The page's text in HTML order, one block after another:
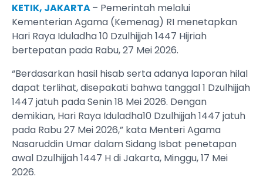
KETIK, JAKARTA– Pemerintah melalui
Kementerian Agama (Kemenag) RI menetapkan
Hari Raya Iduladha 10 Dzulhijjah 1447 Hijriah
bertepatan pada Rabu, 27 Mei 2026.
“Berdasarkan hasil hisab serta adanya laporan hilal
dapat terlihat, disepakati bahwa tanggal 1 Dzulhijjah
1447 jatuh pada Senin 18 Mei 2026. Dengan
demikian, Hari Raya Iduladha10 Dzulhijjah 1447 jatuh
pada Rabu 27 Mei 2026,” kata Menteri Agama
Nasaruddin Umar dalam Sidang Isbat penetapan
awal Dzulhijjah 1447 H di Jakarta, Minggu, 17 Mei
2026.